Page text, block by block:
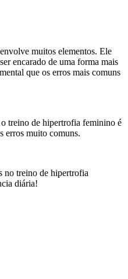
envolve muitos elementos. Ele
encarado de uma forma mais
que os erros mais comuns
treino de hipertrofia feminino é
erros muito comuns.
no treino de hipertrofia
diária!